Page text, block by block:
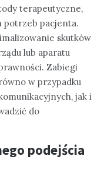
terapeutyczne,
potrzeb pacjenta.
skutków
lub aparatu
Zabiegi
w przypadku
jak i
do
podejścia